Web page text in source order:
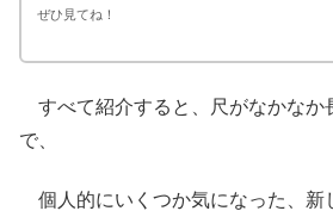
ぜひ見てね！
すべて紹介すると、尺がなかなか
で、
個人的にいくつか気になった、新